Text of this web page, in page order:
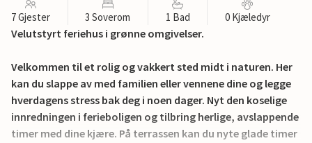
7 Gjester 3 Soverom 1 Bad 0 Kjæledyr
Velutstyrt feriehus i grønne omgivelser.
Velkommen til et rolig og vakkert sted midt i naturen. Her
kan du slappe av med familien eller vennene dine og legge
hverdagens stress bak deg i noen dager. Nyt den koselige
innredningen i ferieboligen og tilbring herlige, avslappende
timer med dine kjære. På terrassen kan du nyte glade timer